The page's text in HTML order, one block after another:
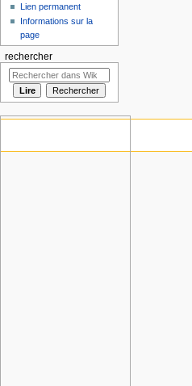
Lien permanent
Informations sur la
page
rechercher